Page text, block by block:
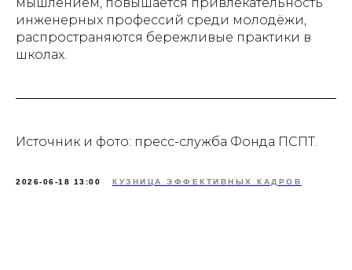
мышлением, повышается привлекательность
инженерных профессий среди молодёжи,
распространяются бережливые практики в
школах.
Источник и фото: пресс-служба Фонда ПСПТ.
2026-06-18 13:00 КУЗНИЦА ЭФФЕКТИВНЫХ КАДРОВ